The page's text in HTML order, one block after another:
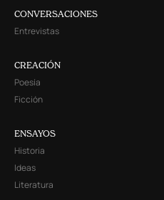
CONVERSACIONES
Entrevistas
CREACIÓN
Poesía
Ficción
ENSAYOS
Historia
Ideas
Literatura